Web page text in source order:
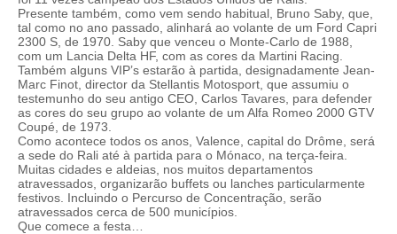
Presente também, como vem sendo habitual, Bruno Saby, que,
tal como no ano passado, alinhará ao volante de um Ford Capri
2300 S, de 1970. Saby que venceu o Monte-Carlo de 1988,
com um Lancia Delta HF, com as cores da Martini Racing.
Também alguns VIP’s estarão à partida, designadamente Jean-
Marc Finot, director da Stellantis Motosport, que assumiu o
testemunho do seu antigo CEO, Carlos Tavares, para defender
as cores do seu grupo ao volante de um Alfa Romeo 2000 GTV
Coupé, de 1973.
Como acontece todos os anos, Valence, capital do Drôme, será
a sede do Rali até à partida para o Mónaco, na terça-feira.
Muitas cidades e aldeias, nos muitos departamentos
atravessados, organizarão buffets ou lanches particularmente
festivos. Incluindo o Percurso de Concentração, serão
atravessados cerca de 500 municípios.
Que comece a festa…